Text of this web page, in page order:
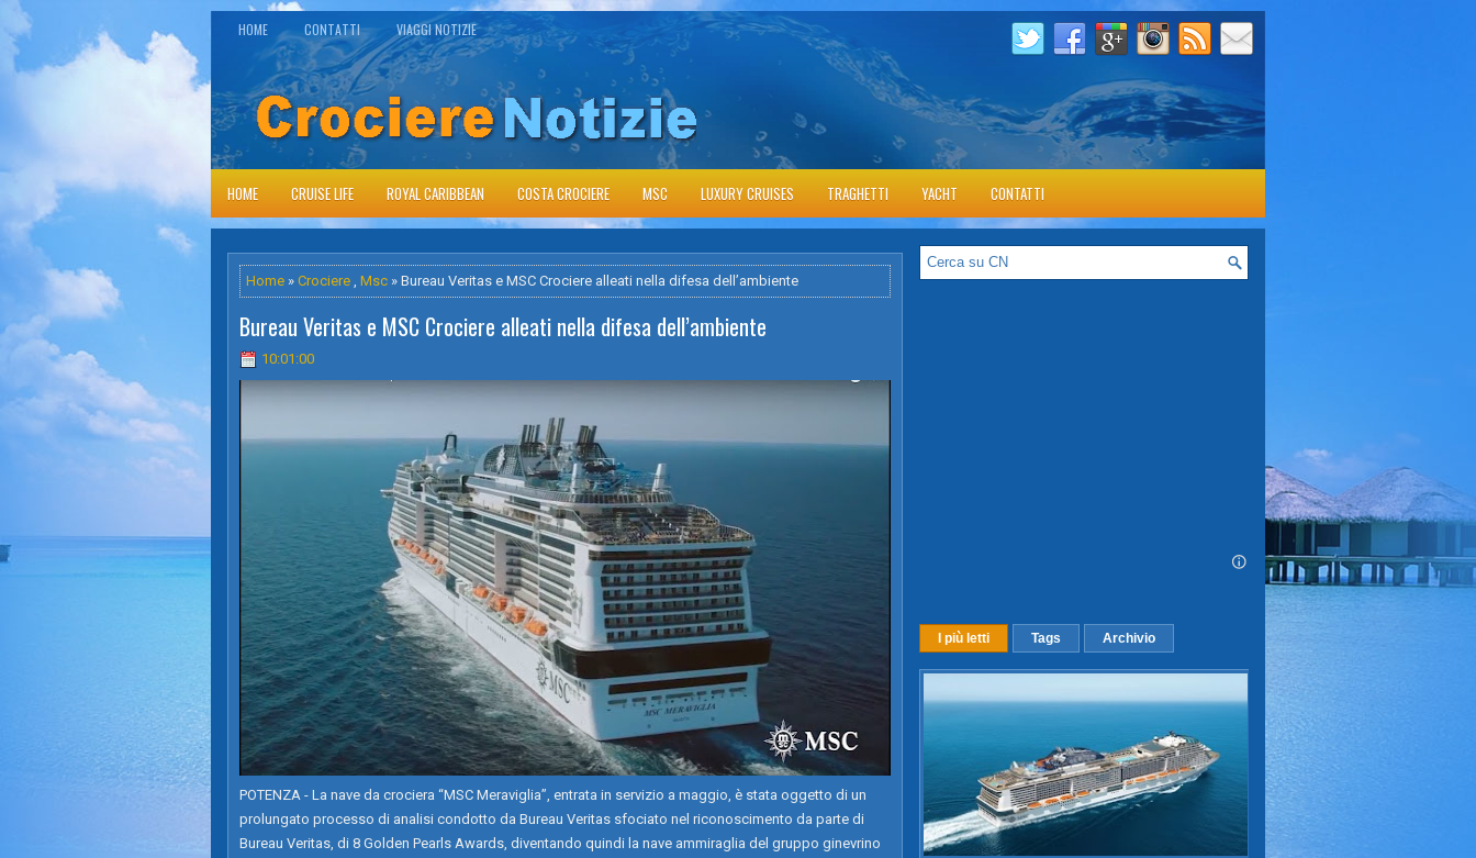
HOME CONTATTI VIAGGI NOTIZIE
HOME CRUISE LIFE ROYAL CARIBBEAN COSTA CROCIERE MSC LUXURY CRUISES TRAGHETTI YACHT CONTATTI
Home » Crociere , Msc » Bureau Veritas e MSC Crociere alleati nella difesa dell’ambiente
Bureau Veritas e MSC Crociere alleati nella difesa dell’ambiente
10:01:00
POTENZA - La nave da crociera “MSC Meraviglia”, entrata in servizio a maggio, è stata oggetto di un
prolungato processo di analisi condotto da Bureau Veritas sfociato nel riconoscimento da parte di
Bureau Veritas, di 8 Golden Pearls Awards, diventando quindi la nave ammiraglia del gruppo ginevrino
I più letti Tags Archivio